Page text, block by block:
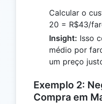
Calcular o
20 = R$43/
Insight: Isso
médio por
um preço
Exemplo 2:
Compra em